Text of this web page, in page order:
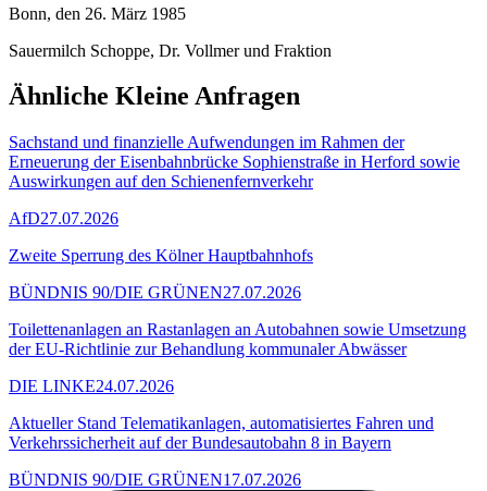
Bonn, den 26. März 1985
Sauermilch Schoppe, Dr. Vollmer und Fraktion
Ähnliche Kleine Anfragen
Sachstand und finanzielle Aufwendungen im Rahmen der
Erneuerung der Eisenbahnbrücke Sophienstraße in Herford sowie
Auswirkungen auf den Schienenfernverkehr
AfD27.07.2026
Zweite Sperrung des Kölner Hauptbahnhofs
BÜNDNIS 90/DIE GRÜNEN27.07.2026
Toilettenanlagen an Rastanlagen an Autobahnen sowie Umsetzung
der EU-Richtlinie zur Behandlung kommunaler Abwässer
DIE LINKE24.07.2026
Aktueller Stand Telematikanlagen, automatisiertes Fahren und
Verkehrssicherheit auf der Bundesautobahn 8 in Bayern
BÜNDNIS 90/DIE GRÜNEN17.07.2026